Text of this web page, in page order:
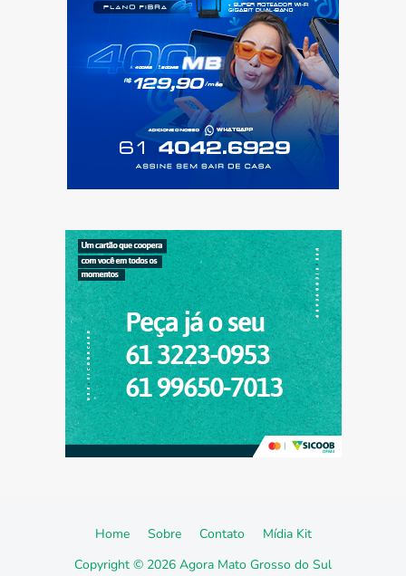
Copyright © 2026 Agora Mato Grosso do Sul
Home Sobre Contato Mídia Kit